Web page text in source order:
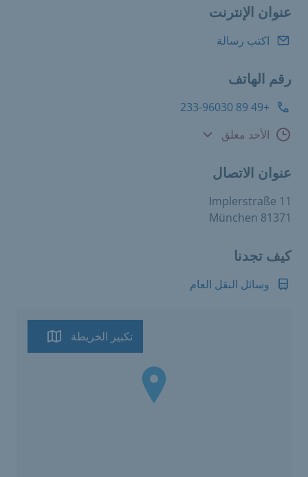
عنوان الإنترنت
اكتب رسالة
رقم الهاتف
+49 89 233-96030
ساعات الاستشارة
الأحد مغلق
عنوان الاتصال
Implerstraße 11
81371 München
كيف تجدنا
وسائل النقل العام
تكبير الخريطة